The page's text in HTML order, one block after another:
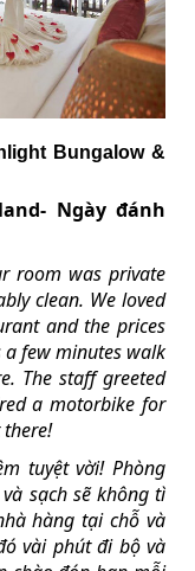
Bungalow &
Ngày đánh
room was private
clean. We loved
and the prices
a few minutes walk
The staff greeted
a motorbike for
tuyệt vời! Phòng
sạch sẽ không tì
hàng tại chỗ và
vài phút đi bộ và